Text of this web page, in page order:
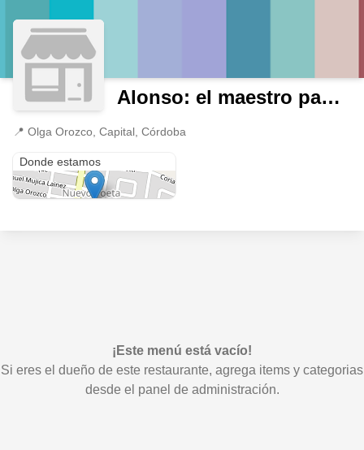
Alonso: el maestro panadero
📍 Olga Orozco, Capital, Córdoba
Donde estamos
¡Este menú está vacío!
Si eres el dueño de este restaurante, agrega items y categorias
desde el panel de administración.